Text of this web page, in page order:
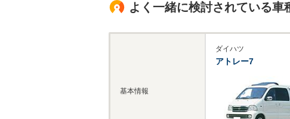
よく一緒に検討されている車
基本情報
ダイハツ
アトレー7